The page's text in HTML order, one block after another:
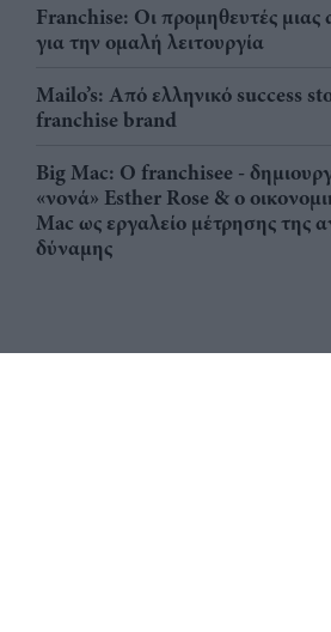
Franchise: Οι προμηθευτές μιας
για την ομαλή λειτουργία
Mailo’s: Από ελληνικό success
franchise brand
Big Mac: Ο franchisee -
«νονά» Esther Rose & ο
Mac ως εργαλείο μέτρησης της
δύναμης